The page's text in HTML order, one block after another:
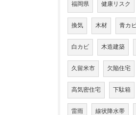
福岡県 健康リスク
換気 木材 青カ
白カビ 木造建築
久留米市 欠陥住宅
高気密住宅 下駄箱
雷雨 線状降水帯